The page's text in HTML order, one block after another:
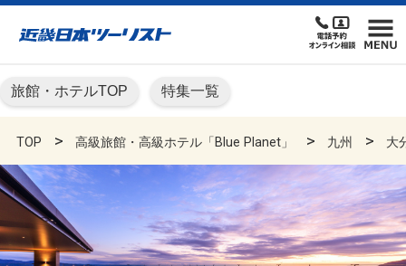
旅館・ホテルTOP 特集一覧
TOP 高級旅館・高級ホテル「Blue Planet」 九州 大